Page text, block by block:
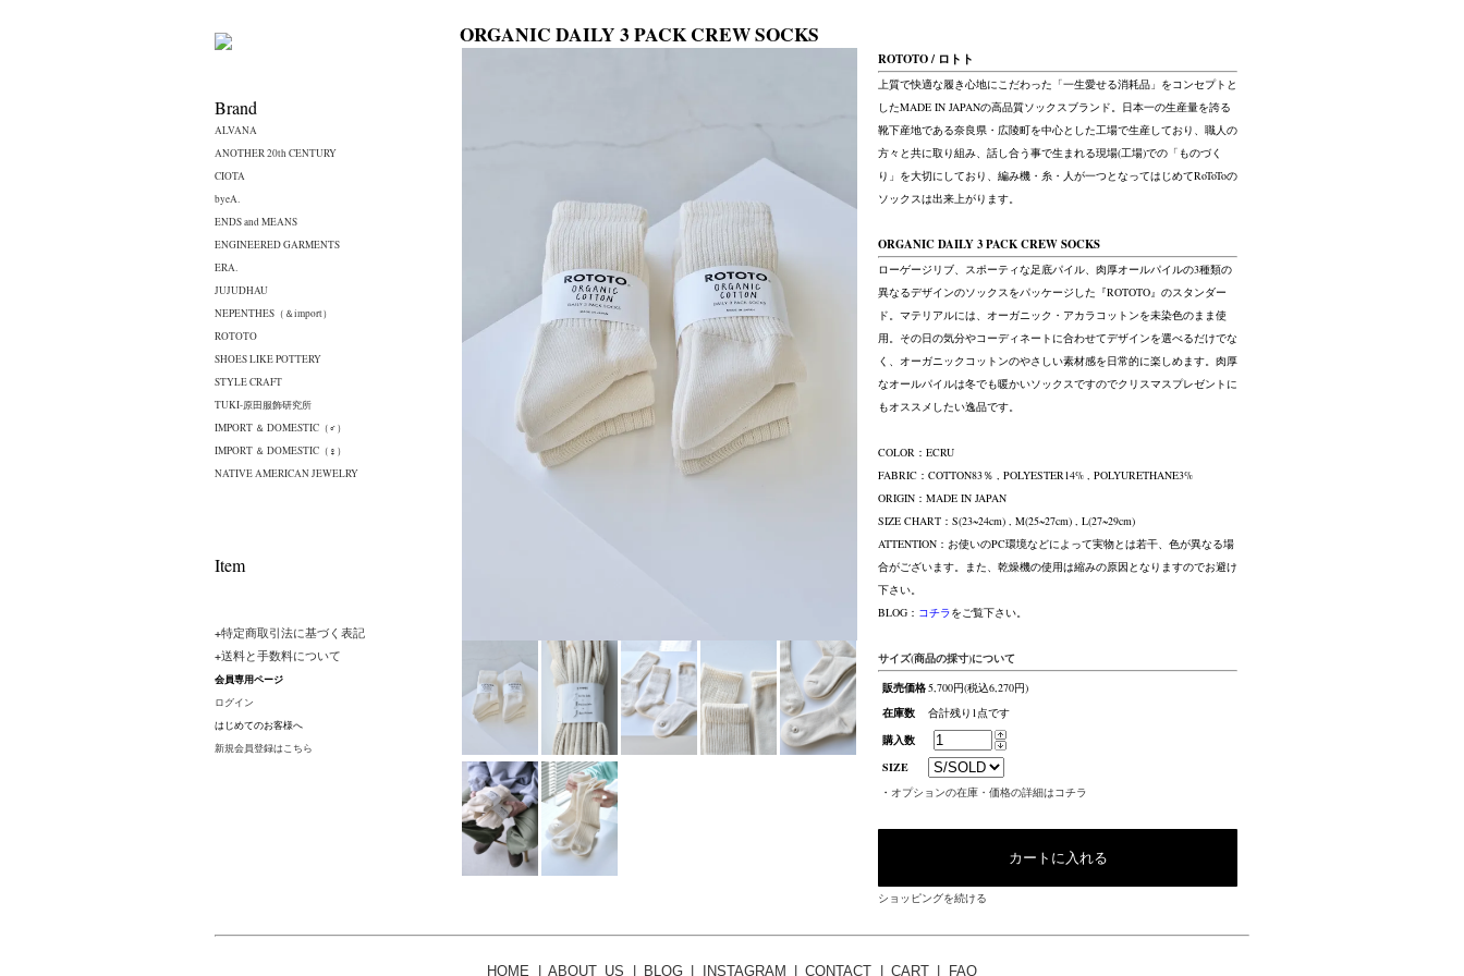
Brand
ALVANA
ANOTHER 20th CENTURY
CIOTA
byeA.
ENDS and MEANS
ENGINEERED GARMENTS
ERA.
JUJUDHAU
NEPENTHES（＆import）
ROTOTO
SHOES LIKE POTTERY
STYLE CRAFT
TUKI-原田服飾研究所
IMPORT ＆ DOMESTIC（♂）
IMPORT ＆ DOMESTIC（♀）
NATIVE AMERICAN JEWELRY
Item
+特定商取引法に基づく表記
+送料と手数料について
会員専用ページ
ログイン
はじめてのお客様へ
新規会員登録はこちら
ORGANIC DAILY 3 PACK CREW SOCKS
ROTOTO / ロトト
上質で快適な履き心地にこだわった「一生愛せる消耗品」をコンセプトと
したMADE IN JAPANの高品質ソックスブランド。日本一の生産量を誇る
靴下産地である奈良県・広陵町を中心とした工場で生産しており、職人の
方々と共に取り組み、話し合う事で生まれる現場(工場)での「ものづく
り」を大切にしており、編み機・糸・人が一つとなってはじめてRoToToの
ソックスは出来上がります。
ORGANIC DAILY 3 PACK CREW SOCKS
ローゲージリブ、スポーティな足底パイル、肉厚オールパイルの3種類の
異なるデザインのソックスをパッケージした『ROTOTO』のスタンダー
ド。マテリアルには、オーガニック・アカラコットンを未染色のまま使
用。その日の気分やコーディネートに合わせてデザインを選べるだけでな
く、オーガニックコットンのやさしい素材感を日常的に楽しめます。肉厚
なオールパイルは冬でも暖かいソックスですのでクリスマスプレゼントに
もオススメしたい逸品です。
COLOR：ECRU
FABRIC：COTTON83％ , POLYESTER14% , POLYURETHANE3%
ORIGIN：MADE IN JAPAN
SIZE CHART：S(23~24cm) , M(25~27cm) , L(27~29cm)
ATTENTION：お使いのPC環境などによって実物とは若干、色が異なる場
合がございます。また、乾燥機の使用は縮みの原因となりますのでお避け
下さい。
BLOG： コチラをご覧下さい。
サイズ(商品の採寸)について
販売価格5,700円(税込6,270円)
在庫数
合計残り1点です
購入数
SIZE
・ オプションの在庫・価格の詳細はコチラ
ショッピングを続ける
HOME ABOUT US BLOG INSTAGRAM |CONTACT |CART FAQ